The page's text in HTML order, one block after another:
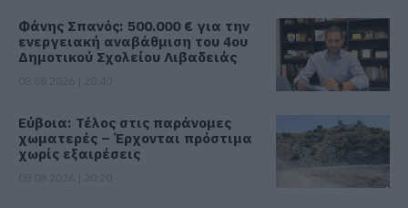
Φάνης Σπανός: 500.000 € για την
ενεργειακή αναβάθμιση του 4ου
Δημοτικού Σχολείου Λιβαδειάς
Εύβοια: Τέλος στις παράνομες
χωματερές – Έρχονται πρόστιμα
χωρίς εξαιρέσεις